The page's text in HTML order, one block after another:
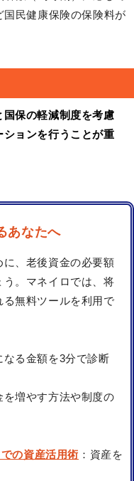
民健康保険の保険料が
保の軽減制度を考慮
ションを行うことが重
あなたへ
、老後資金の必要額
。マネイロでは、将
無料ツールを利用で
なる金額を3分で診断
を増やす方法や制度の
の資産活用術 ：資産を